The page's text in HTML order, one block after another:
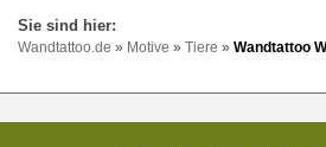
Wandtattoo.de » Motive » Tiere » Wandtattoo